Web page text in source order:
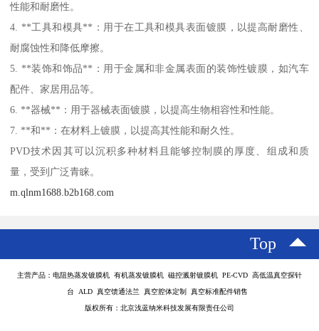
性能和耐磨性。
4. **工具和模具**：用于在工具和模具表面镀膜，以提高耐磨性、
耐腐蚀性和降低摩擦。
5. **装饰和饰品**：用于金属和非金属表面的装饰性镀膜，如汽车
配件、家居用品等。
6. **器械**：用于器械表面镀膜，以提高生物相容性和性能。
7. **和**：在材料上镀膜，以提高其性能和耐久性。
PVD技术因其可以沉积多种材料且能够控制膜的厚度、组成和质
量，受到广泛青睐。
m.qlnm1688.b2b168.com
Top
主营产品：电阻热蒸发镀膜机 有机蒸发镀膜机 磁控溅射镀膜机 PE-CVD 高低温真空探针
台 ALD 真空馈通法兰 真空腔体定制 真空标准配件销售
版权所有：北京浅蓝纳米科技发展有限责任公司